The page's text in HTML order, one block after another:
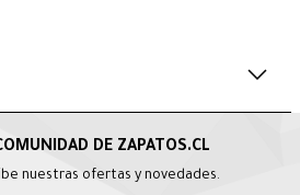
nuestras ofertas y novedades.